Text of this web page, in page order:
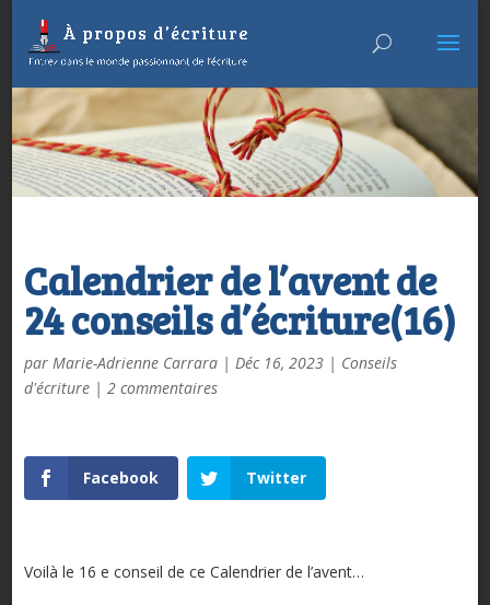
Calendrier de l’avent de
24 conseils d’écriture(16)
par Marie-Adrienne Carrara| Déc 16, 2023| Conseils
d'écriture| 2 commentaires
Facebook Twitter
Voilà le 16 e conseil de ce Calendrier de l’avent…